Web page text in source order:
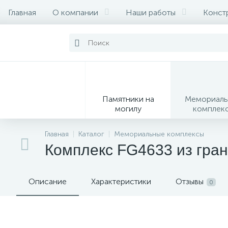
Главная О компании Наши работы
Памятники на
могилу
Главная Каталог Мемориальные комплексы
Комплекс FG4633 из
Описание Характеристики Отзывы 0